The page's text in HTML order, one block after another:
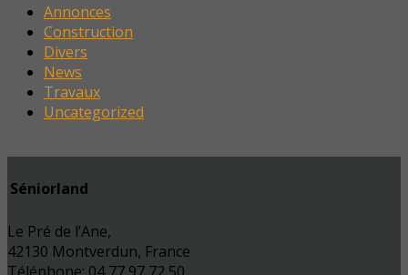
Annonces
Construction
Divers
News
Travaux
Uncategorized
Séniorland
Le Pré de l’Ane,
42130 Montverdun, France